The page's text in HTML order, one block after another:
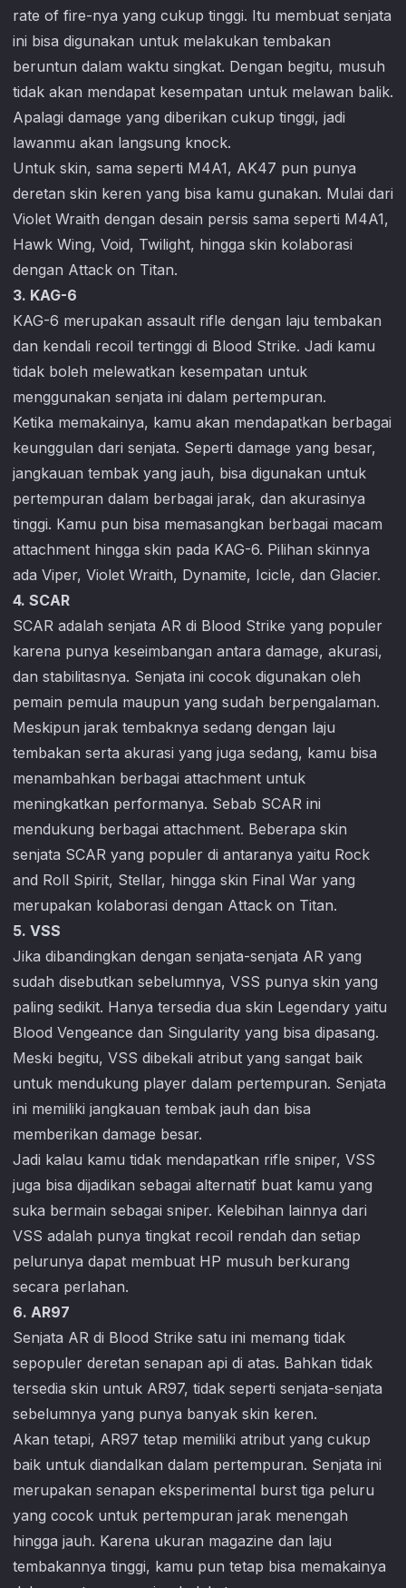
rate of fire-nya yang cukup tinggi. Itu membuat senjata
ini bisa digunakan untuk melakukan tembakan
beruntun dalam waktu singkat. Dengan begitu, musuh
tidak akan mendapat kesempatan untuk melawan balik.
Apalagi damage yang diberikan cukup tinggi, jadi
lawanmu akan langsung knock.
Untuk skin, sama seperti M4A1, AK47 pun punya
deretan skin keren yang bisa kamu gunakan. Mulai dari
Violet Wraith dengan desain persis sama seperti M4A1,
Hawk Wing, Void, Twilight, hingga skin kolaborasi
dengan Attack on Titan.
3. KAG-6
KAG-6 merupakan assault rifle dengan laju tembakan
dan kendali recoil tertinggi di Blood Strike. Jadi kamu
tidak boleh melewatkan kesempatan untuk
menggunakan senjata ini dalam pertempuran.
Ketika memakainya, kamu akan mendapatkan berbagai
keunggulan dari senjata. Seperti damage yang besar,
jangkauan tembak yang jauh, bisa digunakan untuk
pertempuran dalam berbagai jarak, dan akurasinya
tinggi. Kamu pun bisa memasangkan berbagai macam
attachment hingga skin pada KAG-6. Pilihan skinnya
ada Viper, Violet Wraith, Dynamite, Icicle, dan Glacier.
4. SCAR
SCAR adalah senjata AR di Blood Strike yang populer
karena punya keseimbangan antara damage, akurasi,
dan stabilitasnya. Senjata ini cocok digunakan oleh
pemain pemula maupun yang sudah berpengalaman.
Meskipun jarak tembaknya sedang dengan laju
tembakan serta akurasi yang juga sedang, kamu bisa
menambahkan berbagai attachment untuk
meningkatkan performanya. Sebab SCAR ini
mendukung berbagai attachment. Beberapa skin
senjata SCAR yang populer di antaranya yaitu Rock
and Roll Spirit, Stellar, hingga skin Final War yang
merupakan kolaborasi dengan Attack on Titan.
5. VSS
Jika dibandingkan dengan senjata-senjata AR yang
sudah disebutkan sebelumnya, VSS punya skin yang
paling sedikit. Hanya tersedia dua skin Legendary yaitu
Blood Vengeance dan Singularity yang bisa dipasang.
Meski begitu, VSS dibekali atribut yang sangat baik
untuk mendukung player dalam pertempuran. Senjata
ini memiliki jangkauan tembak jauh dan bisa
memberikan damage besar.
Jadi kalau kamu tidak mendapatkan rifle sniper, VSS
juga bisa dijadikan sebagai alternatif buat kamu yang
suka bermain sebagai sniper. Kelebihan lainnya dari
VSS adalah punya tingkat recoil rendah dan setiap
pelurunya dapat membuat HP musuh berkurang
secara perlahan.
6. AR97
Senjata AR di Blood Strike satu ini memang tidak
sepopuler deretan senapan api di atas. Bahkan tidak
tersedia skin untuk AR97, tidak seperti senjata-senjata
sebelumnya yang punya banyak skin keren.
Akan tetapi, AR97 tetap memiliki atribut yang cukup
baik untuk diandalkan dalam pertempuran. Senjata ini
merupakan senapan eksperimental burst tiga peluru
yang cocok untuk pertempuran jarak menengah
hingga jauh. Karena ukuran magazine dan laju
tembakannya tinggi, kamu pun tetap bisa memakainya